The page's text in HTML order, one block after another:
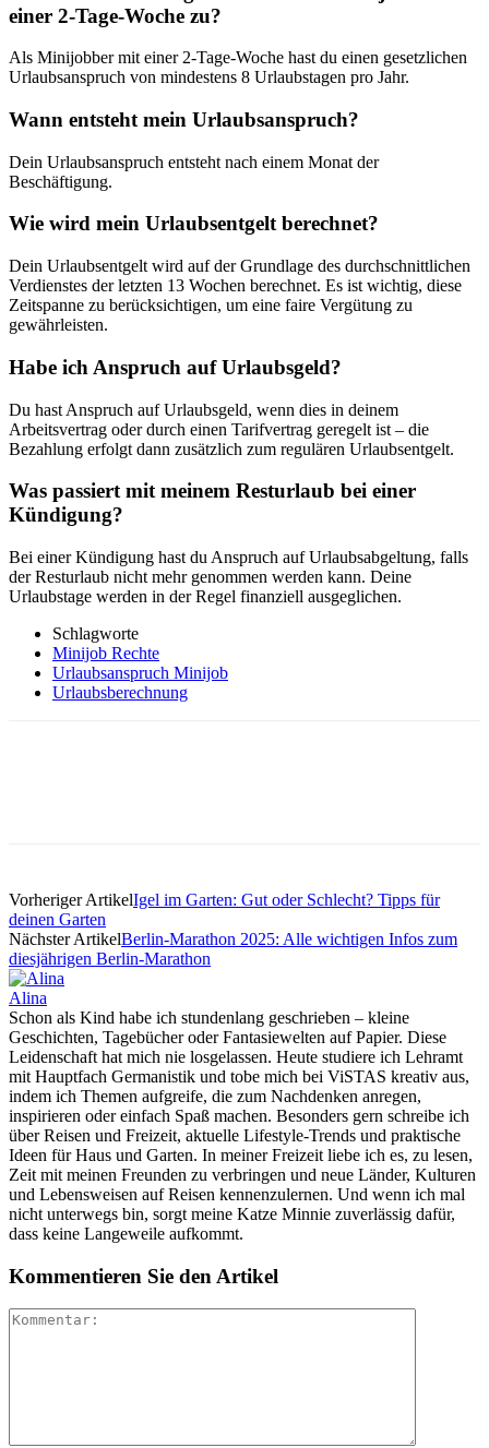
einer 2-Tage-Woche zu?
Als Minijobber mit einer 2-Tage-Woche hast du einen gesetzlichen
Urlaubsanspruch von mindestens 8 Urlaubstagen pro Jahr.
Wann entsteht mein Urlaubsanspruch?
Dein Urlaubsanspruch entsteht nach einem Monat der
Beschäftigung.
Wie wird mein Urlaubsentgelt berechnet?
Dein Urlaubsentgelt wird auf der Grundlage des durchschnittlichen
Verdienstes der letzten 13 Wochen berechnet. Es ist wichtig, diese
Zeitspanne zu berücksichtigen, um eine faire Vergütung zu
gewährleisten.
Habe ich Anspruch auf Urlaubsgeld?
Du hast Anspruch auf Urlaubsgeld, wenn dies in deinem
Arbeitsvertrag oder durch einen Tarifvertrag geregelt ist – die
Bezahlung erfolgt dann zusätzlich zum regulären Urlaubsentgelt.
Was passiert mit meinem Resturlaub bei einer
Kündigung?
Bei einer Kündigung hast du Anspruch auf Urlaubsabgeltung, falls
der Resturlaub nicht mehr genommen werden kann. Deine
Urlaubstage werden in der Regel finanziell ausgeglichen.
Schlagworte
Minijob Rechte
Urlaubsanspruch Minijob
Urlaubsberechnung
Vorheriger ArtikelIgel im Garten: Gut oder Schlecht? Tipps für
deinen Garten
Nächster ArtikelBerlin-Marathon 2025: Alle wichtigen Infos zum
diesjährigen Berlin-Marathon
Alina
Schon als Kind habe ich stundenlang geschrieben – kleine
Geschichten, Tagebücher oder Fantasiewelten auf Papier. Diese
Leidenschaft hat mich nie losgelassen. Heute studiere ich Lehramt
mit Hauptfach Germanistik und tobe mich bei ViSTAS kreativ aus,
indem ich Themen aufgreife, die zum Nachdenken anregen,
inspirieren oder einfach Spaß machen. Besonders gern schreibe ich
über Reisen und Freizeit, aktuelle Lifestyle-Trends und praktische
Ideen für Haus und Garten. In meiner Freizeit liebe ich es, zu lesen,
Zeit mit meinen Freunden zu verbringen und neue Länder, Kulturen
und Lebensweisen auf Reisen kennenzulernen. Und wenn ich mal
nicht unterwegs bin, sorgt meine Katze Minnie zuverlässig dafür,
dass keine Langeweile aufkommt.
Kommentieren Sie den Artikel